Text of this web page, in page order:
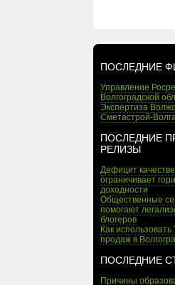
ПОСЛЕДНИЕ
Управление
Волгоградской
Экспертиза
Сметастрой-
ПОСЛЕДНИЕ
РЕЛИЗЫ
Дефицит
ограничивает
доходности
Общественные
помогают
блогеров
Как
продаж в
ПОСЛЕДНИЕ
Причины